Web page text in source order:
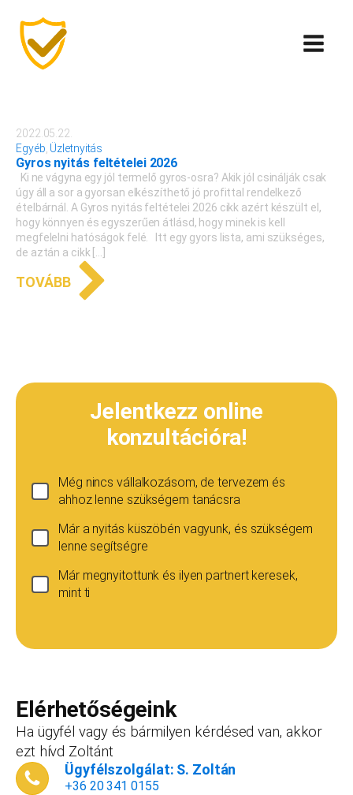
2022.05.22.
Egyéb Üzletnyitás
Gyros nyitás feltételei 2026
Ki ne vágyna egy jól termelő gyros-osra? Akik jól csinálják csak
úgy áll a sor a gyorsan elkészíthető jó profittal rendelkező
ételbárnál. A Gyros nyitás feltételei 2026 cikk azért készült el,
hogy könnyen és egyszerűen átlásd, hogy minek is kell
megfelelni hatóságok felé. Itt egy gyors lista, ami szükséges,
de aztán a cikk […]
TOVÁBB
Jelentkezz online
konzultációra!
Még nincs vállalkozásom, de tervezem és
ahhoz lenne szükségem tanácsra
Már a nyitás küszöbén vagyunk, és szükségem
lenne segítségre
Már megnyitottunk és ilyen partnert keresek,
mint ti
vállalkozást, ezt az összeget le tudjuk vonni a
dokumentációk, engedélyek árából így végül
is, ha nyitsz valamit, a konzultáció díjmentes.
Telefonszám
Elérhetőségeink
Ha ügyfél vagy és bármilyen kérdésed van, akkor
ezt hívd Zoltánt
Ügyfélszolgálat: S. Zoltán
+36 20 341 0155